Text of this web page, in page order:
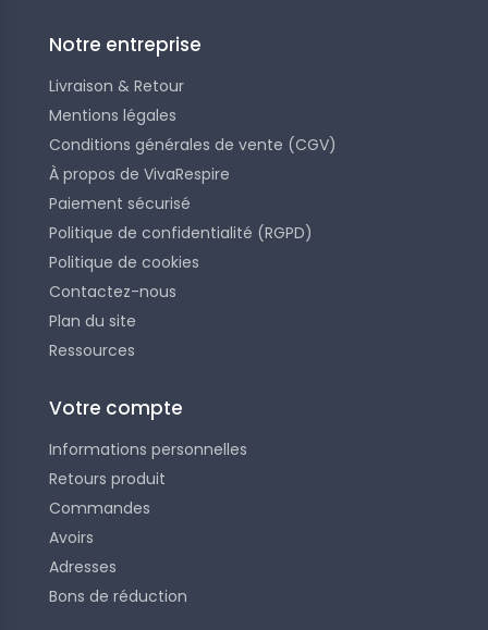
Notre entreprise
Livraison & Retour
Mentions légales
Conditions générales de vente (CGV)
À propos de VivaRespire
Paiement sécurisé
Politique de confidentialité (RGPD)
Politique de cookies
Contactez-nous
Plan du site
Ressources
Votre compte
Informations personnelles
Retours produit
Commandes
Avoirs
Adresses
Bons de réduction